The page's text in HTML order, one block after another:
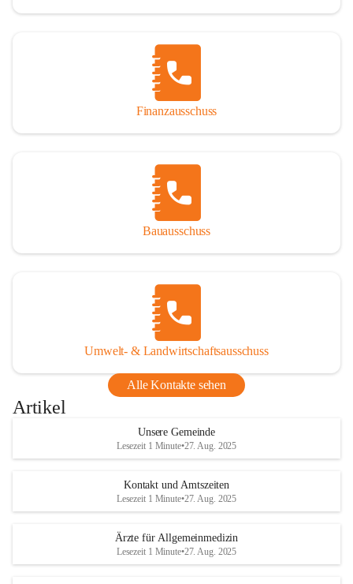
Finanzausschuss
Bauausschuss
Umwelt- & Landwirtschaftsausschuss
Alle Kontakte sehen
Artikel
Unsere Gemeinde
Lesezeit 1 Minute•27. Aug. 2025
Kontakt und Amtszeiten
Lesezeit 1 Minute•27. Aug. 2025
Ärzte für Allgemeinmedizin
Lesezeit 1 Minute•27. Aug. 2025